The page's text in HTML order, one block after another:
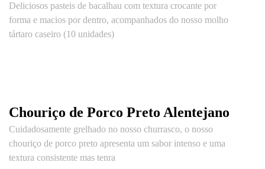
Deliciosos pasteis de bacalhau com textura crocante por
forma e macios por dentro, acompanhados do nosso molho
tártaro caseiro (10 unidades)
Chouriço de Porco Preto Alentejano
Cuidadosamente grelhado no nosso churrasco, o nosso
chouriço de porco preto apresenta um sabor intenso e uma
textura consistente mas tenra